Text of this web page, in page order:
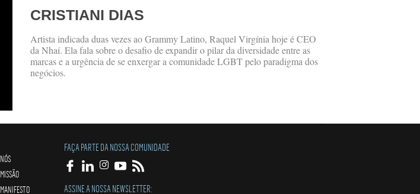
CRISTIANI DIAS
Artista indicada duas vezes ao Grammy Latino, Raquel Virgínia hoje é CEO
da Nhaí. Ela fala sobre o desafio de expandir o pilar da diversidade entre as
marcas e a urgência de se enxergar a comunidade LGBT pelo paradigma dos
negócios.
NÓS
MISSÃO
MANIFESTO
FAÇA PARTE DA NOSSA COMUNIDADE
ASSINE A NOSSA NEWSLETTER: